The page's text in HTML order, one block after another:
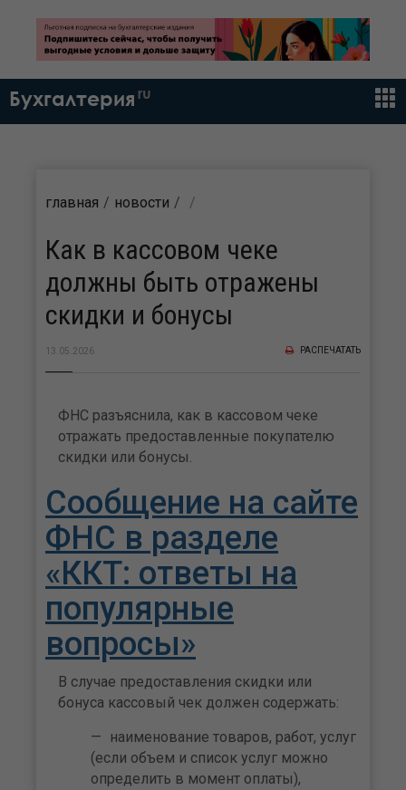
Бухгалтерия ru
главная новости
Как в кассовом чеке
должны быть отражены
скидки и бонусы
13.05.2026 РАСПЕЧАТАТЬ
ФНС разъяснила, как в кассовом чеке
отражать предоставленные покупателю
скидки или бонусы.
Сообщение на сайте
ФНС в разделе
«ККТ: ответы на
популярные
вопросы»
В случае предоставления скидки или
бонуса кассовый чек должен содержать:
наименование товаров, работ, услуг
(если объем и список услуг можно
определить в момент оплаты),